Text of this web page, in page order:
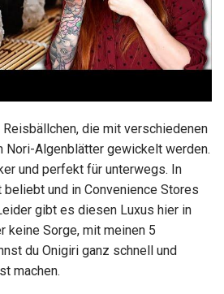
die mit verschiedenen
Nori-Algenblätter gewickelt werden.
und perfekt für unterwegs. In
und in Convenience Stores
gibt es diesen Luxus hier in
keine Sorge, mit meinen 5
du Onigiri ganz schnell und
machen.